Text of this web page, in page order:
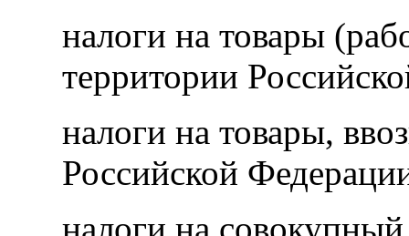
налоги на товары
территории
налоги на товары,
Российской
налоги на